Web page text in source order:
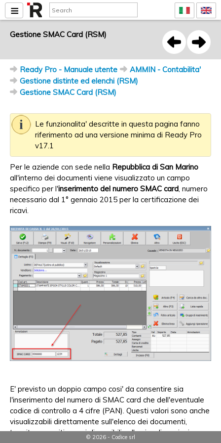
Gestione SMAC Card (RSM)
Ready Pro - Manuale utente
AMMIN - Contabilita'
Gestione distinte ed elenchi (RSM)
Gestione SMAC Card (RSM)
Le funzionalita' descritte in questa pagina fanno
riferimento ad una versione minima di Ready Pro
v17.1
Per le aziende con sede nella Repubblica di San Marino
all'interno dei documenti viene visualizzato un campo
specifico per l'inserimento del numero SMAC card, numero
necessario dal 1° gennaio 2015 per la certificazione dei
ricavi.
E' previsto un doppio campo cosi' da consentire sia
l'inserimento del numero di SMAC card che dell'eventuale
codice di controllo a 4 cifre (PAN). Questi valori sono anche
visualizzabili direttamente sull'elenco dei documenti,
tramite appositi campi disponibili sulle visualizzazioni
© 2026 - Codice srl